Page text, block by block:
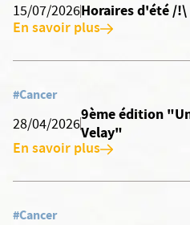
15/07/2026Horaires d'été /!\
En savoir plus
#Cancer
28/04/2026
9ème édition
Velay"
En savoir plus
#Cancer